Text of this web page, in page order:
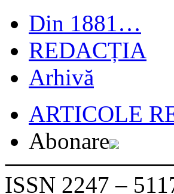
Din 1881…
REDACȚIA
Arhivă
ARTICOLE
Abonare
ISSN 2247 –